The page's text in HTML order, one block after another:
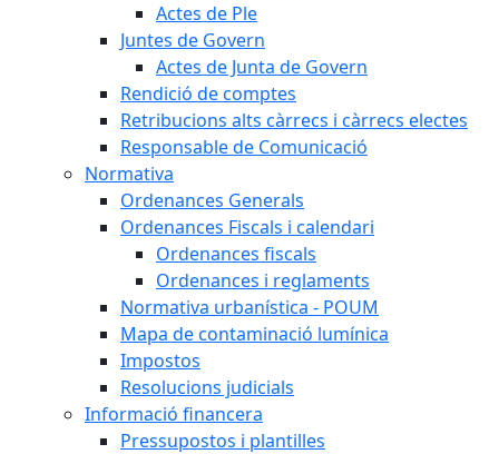
Actes de Ple
Juntes de Govern
Actes de Junta de Govern
Rendició de comptes
Retribucions alts càrrecs i càrrecs electes
Responsable de Comunicació
Normativa
Ordenances Generals
Ordenances Fiscals i calendari
Ordenances fiscals
Ordenances i reglaments
Normativa urbanística - POUM
Mapa de contaminació lumínica
Impostos
Resolucions judicials
Informació financera
Pressupostos i plantilles